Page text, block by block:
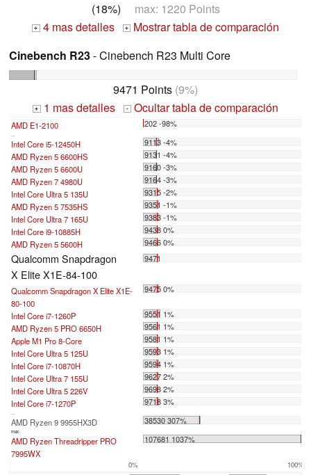
(18%) max: 1220 Points
+ 4 mas detalles +
Mostrar tabla de comparación
Cinebench R23- Cinebench R23 Multi Core
9471 Points (9%)
+ 1 mas detalles - Ocultar tabla de comparación
AMD E1-2100 202 -98%
...
Intel Core i5-12450H
9113 -4%
AMD Ryzen 5 6600HS
9131 -4%
AMD Ryzen 5 6600U
9160 -3%
AMD Ryzen 7 4980U
9164 -3%
Intel Core Ultra 5 135U
9315 -2%
AMD Ryzen 5 7535HS
9351 -1%
Intel Core Ultra 7 165U
9383 -1%
Intel Core i9-10885H
9438 0%
AMD Ryzen 5 5600H
9466 0%
Qualcomm Snapdragon
X Elite X1E-84-100
9471
Qualcomm Snapdragon X Elite X1E-
80-100
9475 0%
Intel Core i7-1260P
9551 1%
AMD Ryzen 5 PRO 6650H
9561 1%
Apple M1 Pro 8-Core
9581 1%
Intel Core Ultra 5 125U
9593 1%
Intel Core i7-10870H
9594 1%
Intel Core Ultra 7 155U
9627 2%
Intel Core Ultra 5 226V
9698 2%
Intel Core i7-1270P
9718 3%
...
AMD Ryzen 9 9955HX3D 38530 307%
max:
AMD Ryzen Threadripper PRO
7995WX
107681 1037%
0% 100%